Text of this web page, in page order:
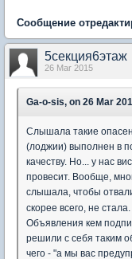
Сообщение
5секция6этаж
26 Mar 2015
Ga-o-sis, on 26 Mar
Слышала такие
(лоджии) выполнен в
качеству. Но... у нас
провесит. Вообще,
слышала, чтобы
скорее всего, не стала.
Объявления кем
решили с себя таким
чего - "а мы вас